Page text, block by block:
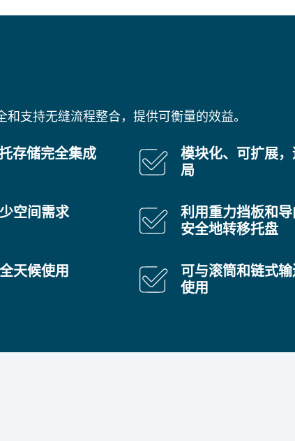
支持无缝流程整合，提供可衡量的效益。
存储完全集成
模块化、可扩展
局
空间需求
利用重力挡板和导
安全地转移托盘
天候使用
可与滚筒和链式
使用